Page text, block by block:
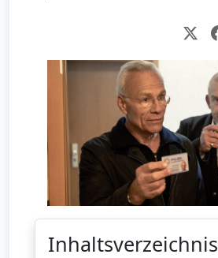
Inhaltsverzeichnis